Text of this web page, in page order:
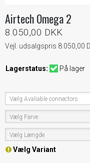
Airtech Omega 2
8.050,00 DKK
Vejl. udsalgspris 8.050,00
Lagerstatus: På lager
Vælg Avaliable connectors
Vælg Farve
Vælg Længde
Vælg Variant